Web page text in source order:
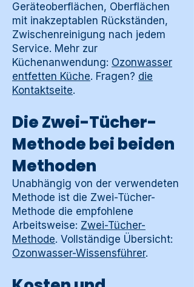
Geräteoberflächen, Oberflächen
mit inakzeptablen Rückständen,
Zwischenreinigung nach jedem
Service. Mehr zur
Küchenanwendung: Ozonwasser
entfetten Küche. Fragen? die
Kontaktseite.
Die Zwei-Tücher-
Methode bei beiden
Methoden
Unabhängig von der verwendeten
Methode ist die Zwei-Tücher-
Methode die empfohlene
Arbeitsweise: Zwei-Tücher-
Methode. Vollständige Übersicht:
Ozonwasser-Wissensführer.